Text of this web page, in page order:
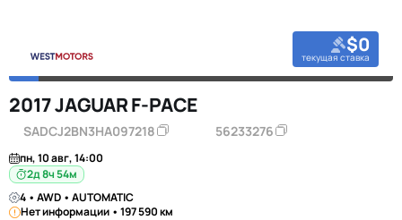
$0
текущая ставка
2017 JAGUAR F-PACE
SADCJ2BN3HA097218 56233276
пн, 10 авг, 14:00
2д 8ч 54м
4 • AWD • AUTOMATIC
Нет информации • 197 590 км